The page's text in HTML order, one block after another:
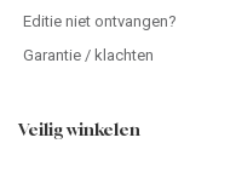
Editie niet ontvangen?
Garantie / klachten
Veilig winkelen